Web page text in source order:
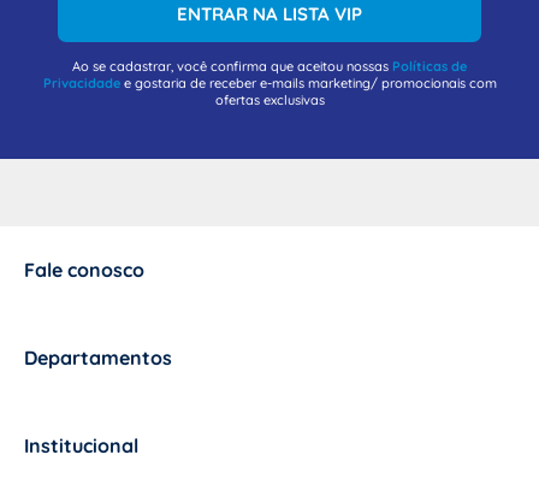
ENTRAR NA LISTA VIP
Ao se cadastrar, você confirma que aceitou nossas Políticas de
Privacidadee gostaria de receber e-mails marketing/ promocionais com
ofertas exclusivas
Fale conosco
Departamentos
Institucional